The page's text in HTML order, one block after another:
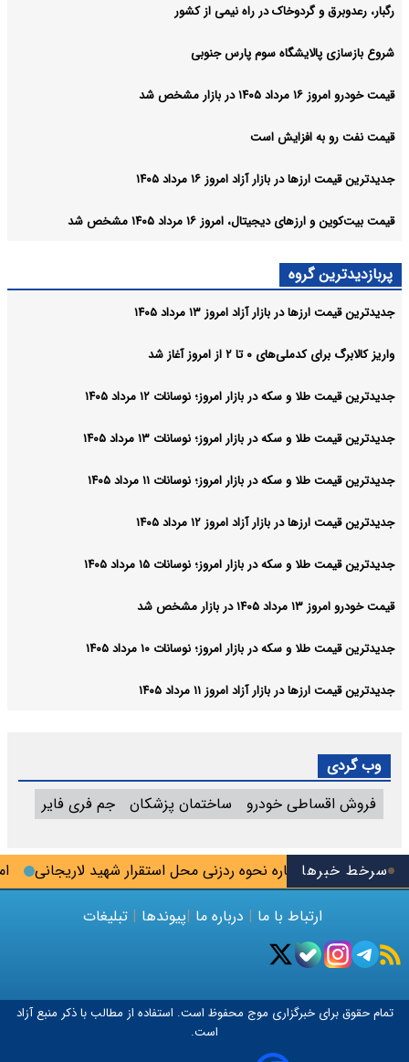
سرخط خبرها امیر مجلس درباره نحوه ردزنی محل استقرار شهید لاریجانی
رگبار، رعدوبرق و گردوخاک در راه نیمی از کشور
شروع بازسازی پالایشگاه سوم پارس جنوبی
قیمت خودرو امروز ۱۶ مرداد ۱۴۰۵ در بازار مشخص شد
قیمت نفت رو به افزایش است
جدیدترین قیمت ارزها در بازار آزاد امروز ۱۶ مرداد ۱۴۰۵
قیمت بیت‌کوین و ارز‌های دیجیتال، امروز ۱۶ مرداد ۱۴۰۵ مشخص شد
پربازدیدترین گروه
جدیدترین قیمت ارزها در بازار آزاد امروز ۱۳ مرداد ۱۴۰۵
واریز کالابرگ برای کدملی‌های ۰ تا ۲ از امروز آغاز شد
جدیدترین قیمت طلا و سکه در بازار امروز؛ نوسانات ۱۲ مرداد ۱۴۰۵
جدیدترین قیمت طلا و سکه در بازار امروز؛ نوسانات ۱۳ مرداد ۱۴۰۵
جدیدترین قیمت طلا و سکه در بازار امروز؛ نوسانات ۱۱ مرداد ۱۴۰۵
جدیدترین قیمت ارزها در بازار آزاد امروز ۱۲ مرداد ۱۴۰۵
جدیدترین قیمت طلا و سکه در بازار امروز؛ نوسانات ۱۵ مرداد ۱۴۰۵
قیمت خودرو امروز ۱۳ مرداد ۱۴۰۵ در بازار مشخص شد
جدیدترین قیمت طلا و سکه در بازار امروز؛ نوسانات ۱۰ مرداد ۱۴۰۵
جدیدترین قیمت ارزها در بازار آزاد امروز ۱۱ مرداد ۱۴۰۵
وب گردی
فروش اقساطی خودرو
ساختمان پزشکان جم فری فایر
ارتباط با ما | درباره ما |پیوندها | تبلیغات
تمام حقوق برای خبرگزاری موج محفوظ است. استفاده از مطالب با ذکر منبع آزاد
است.